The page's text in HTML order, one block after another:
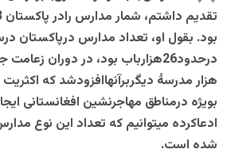
درحدود26هزارباب بود، در دوران
هزار مدرسۀ دیگربرآنهاافزودشد که
بویژه درمناطق مهاجرنشین افغانستانی
ادعاکرده میتوانیم که تعداد این نوع
شده است.